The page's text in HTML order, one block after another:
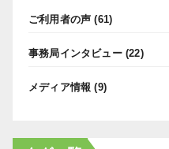
ご利用者の声 (61)
事務局インタビュー(22)
メディア情報 (9)